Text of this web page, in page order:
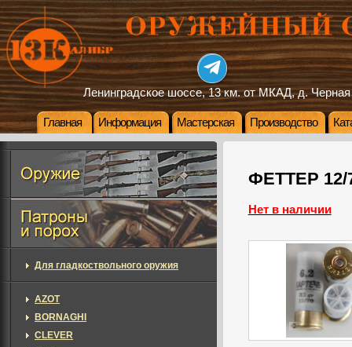
Ленинградское шоссе, 13 км. от МКАД, д. Черная
Главная Информация Мастерская Производство
ФЕТТЕР 12/
Нет в наличии
Для гладкоствольного оружия
AZOT
BORNAGHI
CLEVER